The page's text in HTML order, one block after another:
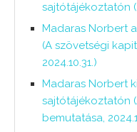
sajtótájékoztatón
Madaras Norbert
(A szövetségi
2024.10.31.)
Madaras Norbert
sajtótájékoztatón
bemutatása,